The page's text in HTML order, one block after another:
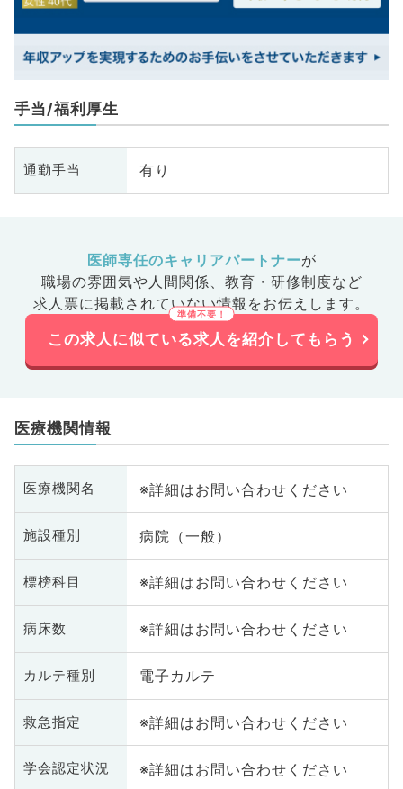
手当/福利厚生
通勤手当 有り
医師専任のキャリアパートナーが
職場の雰囲気や人間関係、 教育・研修制度など
求人票に掲載されていない情報をお伝えします。
この求人に似ている求人を紹介してもらう
医療機関情報
医療機関名 ※詳細はお問い合わせください
施設種別 病院（一般）
標榜科目 ※詳細はお問い合わせください
病床数 ※詳細はお問い合わせください
カルテ種別 電子カルテ
救急指定 ※詳細はお問い合わせください
学会認定状況 ※詳細はお問い合わせください